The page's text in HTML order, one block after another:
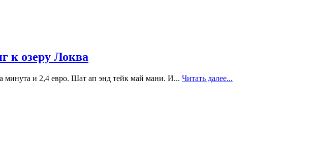
к озеру Локва
минута и 2,4 евро. Шат ап энд тейк май мани. И... Читать далее...